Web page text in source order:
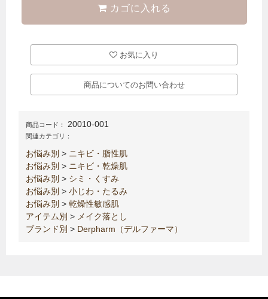
カゴに入れる
お気に入り
商品についてのお問い合わせ
商品コード： 20010-001
関連カテゴリ：
お悩み別 > ニキビ・脂性肌
お悩み別 > ニキビ・乾燥肌
お悩み別 > シミ・くすみ
お悩み別 > 小じわ・たるみ
お悩み別 > 乾燥性敏感肌
アイテム別 > メイク落とし
ブランド別 > Derpharm（デルファーマ）